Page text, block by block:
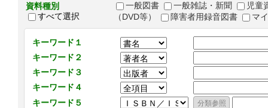
資料種別
すべて選択
一般図書 一般雑誌・新聞
児童
（DVD等）
障害者用録音図書 マ
キーワード１
キーワード２
キーワード３
キーワード４
キーワード５